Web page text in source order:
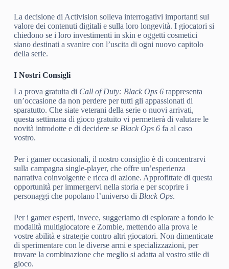
La decisione di Activision solleva interrogativi importanti sul
valore dei contenuti digitali e sulla loro longevità. I giocatori si
chiedono se i loro investimenti in skin e oggetti cosmetici
siano destinati a svanire con l’uscita di ogni nuovo capitolo
della serie.
I Nostri Consigli
La prova gratuita di Call of Duty: Black Ops 6rappresenta
un’occasione da non perdere per tutti gli appassionati di
sparatutto. Che siate veterani della serie o nuovi arrivati,
questa settimana di gioco gratuito vi permetterà di valutare le
novità introdotte e di decidere se Black Ops 6fa al caso
vostro.
Per i gamer occasionali, il nostro consiglio è di concentrarvi
sulla campagna single-player, che offre un’esperienza
narrativa coinvolgente e ricca di azione. Approfittate di questa
opportunità per immergervi nella storia e per scoprire i
personaggi che popolano l’universo di Black Ops.
Per i gamer esperti, invece, suggeriamo di esplorare a fondo le
modalità multigiocatore e Zombie, mettendo alla prova le
vostre abilità e strategie contro altri giocatori. Non dimenticate
di sperimentare con le diverse armi e specializzazioni, per
trovare la combinazione che meglio si adatta al vostro stile di
gioco.